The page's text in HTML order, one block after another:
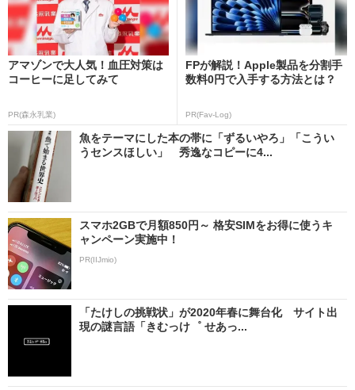
アマゾンで大人気！血圧対策は
コーヒーに足してみて
PR(森永乳業)
FPが解説！Apple製品を分割手
数料0円で入手する方法とは？
PR(Fav-Log)
魚をテーマにした本の帯に「ずるいやろ」「こうい
うセンスほしい」 秀逸なコピーに4...
スマホ2GBで月額850円～ 格安SIMをお得に使うキ
ャンペーン実施中！
PR(IIJmio)
「たけしの挑戦状」が2020年春に舞台化 サイト出
現の謎言語「きむっけ゜ せあっ...